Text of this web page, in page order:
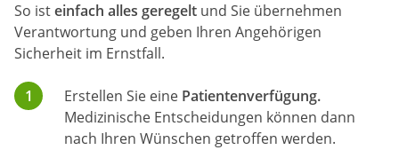
So isteinfach alles geregelt und Sie übernehmen
Verantwortung und geben Ihren Angehörigen
Sicherheit im Ernstfall.
Erstellen Sie eine Patientenverfügung.
Medizinische Entscheidungen können dann
nach Ihren Wünschen getroffen werden.